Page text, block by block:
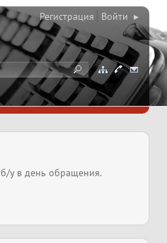
Регистрация Войти ▸
у в день обращения.